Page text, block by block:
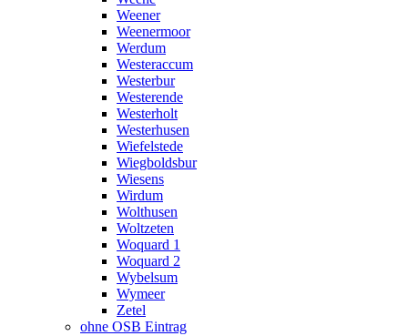
Weener
Weenermoor
Werdum
Westeraccum
Westerbur
Westerende
Westerholt
Westerhusen
Wiefelstede
Wiegboldsbur
Wiesens
Wirdum
Wolthusen
Woltzeten
Woquard 1
Woquard 2
Wybelsum
Wymeer
Zetel
ohne OSB Eintrag